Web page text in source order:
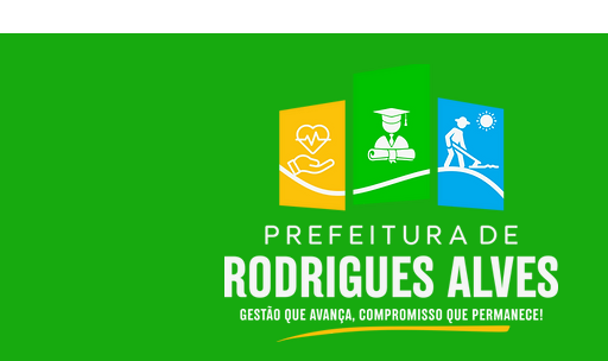
Prefeitura de Rodrigues Alves
realiza grande festa em
homenagem ao Dia das Mães